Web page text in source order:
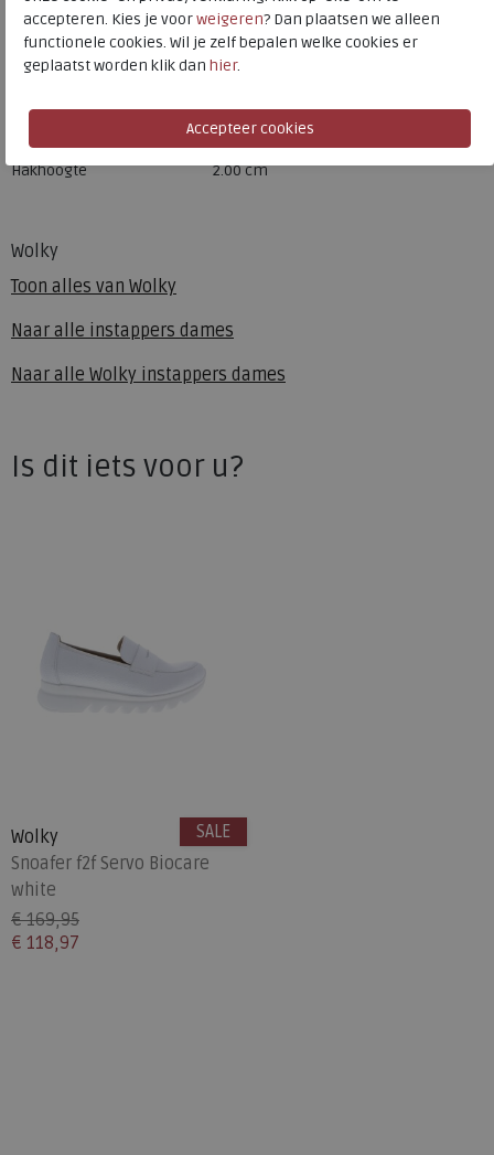
Wolky
Toon alles van Wolky
Naar alle instappers dames
Naar alle Wolky instappers dames
Bestelcode
242.55.000002
Kleur
Red
Materiaal
Leer
Uitneembaar voetbed
ja
Hakhoogte
2.00 cm
Is dit iets voor u?
Wolky
Snoafer f2f Servo Biocare
white
€ 169,95
€ 118,97
SALE
accepteren. Kies je voorweigeren? Dan plaatsen we alleen
functionele cookies. Wil je zelf bepalen welke cookies er
geplaatst worden klik dan hier.